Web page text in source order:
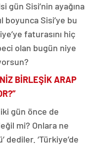
Sisi’nin ayağına
boyunca Sisi’ye bu
faturasını hiç
olan bugün niye
BİRLEŞİK ARAP
gün önce de
mi? Onlara ne
dediler. ‘Türkiye’de